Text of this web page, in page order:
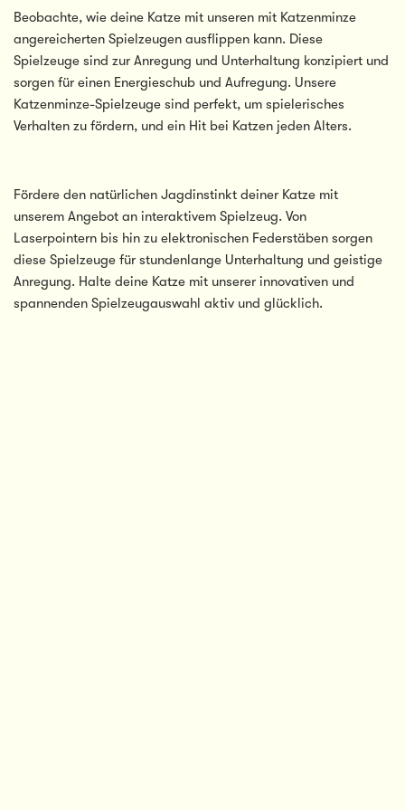
Beobachte, wie deine Katze mit unseren mit Katzenminze
angereicherten Spielzeugen ausflippen kann. Diese
Spielzeuge sind zur Anregung und Unterhaltung konzipiert und
sorgen für einen Energieschub und Aufregung. Unsere
Katzenminze-Spielzeuge sind perfekt, um spielerisches
Verhalten zu fördern, und ein Hit bei Katzen jeden Alters.
Fördere den natürlichen Jagdinstinkt deiner Katze mit
unserem Angebot an interaktivem Spielzeug. Von
Laserpointern bis hin zu elektronischen Federstäben sorgen
diese Spielzeuge für stundenlange Unterhaltung und geistige
Anregung. Halte deine Katze mit unserer innovativen und
spannenden Spielzeugauswahl aktiv und glücklich.